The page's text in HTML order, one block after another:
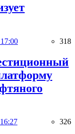
318
326